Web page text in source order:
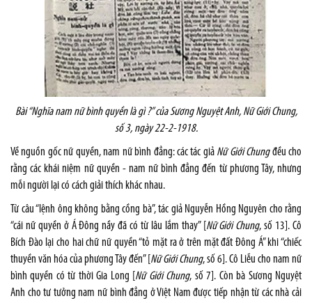
Bài “Nghĩa nam nữ bình quyền là gì ?” của Sương Nguyệt Anh, Nữ Giới Chung,
số 3, ngày 22-2-1918.
Về nguồn gốc nữ quyền, nam nữ bình đẳng: các tác giả Nữ Giới Chungđều cho
rằng các khái niệm nữ quyền - nam nữ bình đẳng đến từ phương Tây, nhưng
mỗi người lại có cách giải thích khác nhau.
Từ câu “lệnh ông không bằng cồng bà”, tác giả Nguyễn Hồng Nguyên cho rằng
“cái nữ quyền ở Á Đông nầy đã có từ lâu lắm thay” [ Nữ Giới Chung, số 13]. Cô
Bích Đào lại cho hai chữ nữ quyền “tỏ mặt ra ở trên mặt đất Đông Á” khi “chiếc
thuyền văn hóa của phương Tây đến” [ Nữ Giới Chung, số 6]. Cô Liễu cho nam nữ
bình quyền có từ thời Gia Long [ Nữ Giới Chung, số 7]. Còn bà Sương Nguyệt
Anh cho tư tưởng nam nữ bình đẳng ở Việt Nam được tiếp nhận từ các nhà cải